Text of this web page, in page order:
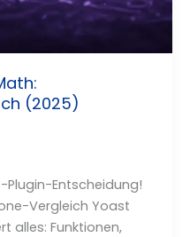
(2025)
Plugin-Entscheidung!
Vergleich Yoast
alles: Funktionen,